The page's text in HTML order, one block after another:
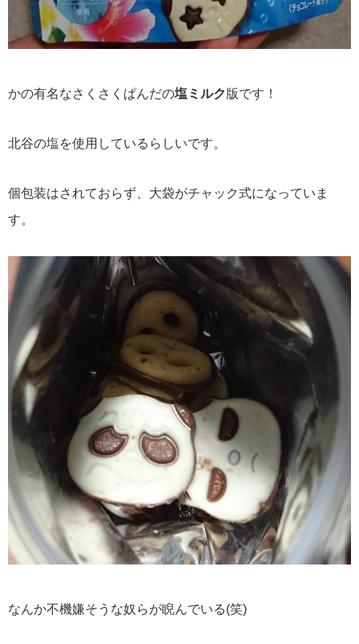
かの有名なさくさくぱんだの塩ミルク版です！
北谷の塩を使用しているらしいです。
個包装はされておらず、大袋がチャック式になっていま
す。
なんか不機嫌そうな奴らが睨んでいる(笑)